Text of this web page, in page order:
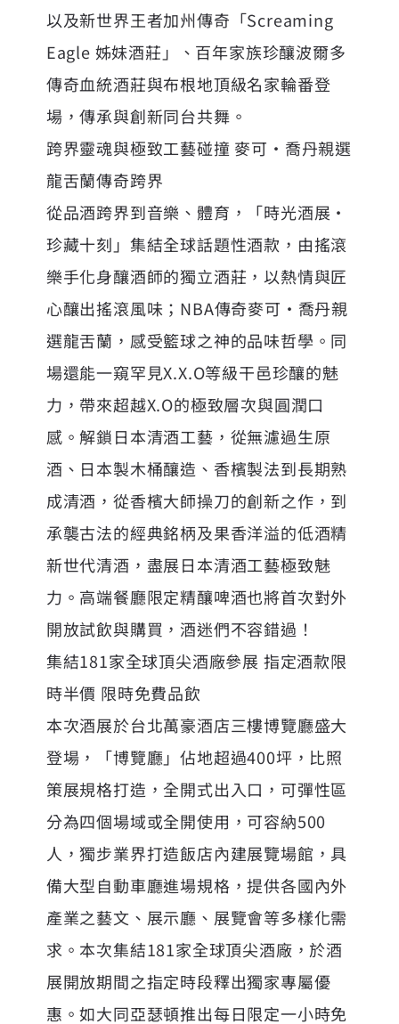
以及新世界王者加州傳奇「Screaming
Eagle 姊妹酒莊」、百年家族珍釀波爾多
傳奇血統酒莊與布根地頂級名家輪番登
場，傳承與創新同台共舞。
跨界靈魂與極致工藝碰撞 麥可·喬丹親選
龍舌蘭傳奇跨界
從品酒跨界到音樂、體育，「時光酒展‧
珍藏十刻」集結全球話題性酒款，由搖滾
樂手化身釀酒師的獨立酒莊，以熱情與匠
心釀出搖滾風味；NBA傳奇麥可·喬丹親
選龍舌蘭，感受籃球之神的品味哲學。同
場還能一窺罕見X.X.O等級干邑珍釀的魅
力，帶來超越X.O的極致層次與圓潤口
感。解鎖日本清酒工藝，從無濾過生原
酒、日本製木桶釀造、香檳製法到長期熟
成清酒，從香檳大師操刀的創新之作，到
承襲古法的經典銘柄及果香洋溢的低酒精
新世代清酒，盡展日本清酒工藝極致魅
力。高端餐廳限定精釀啤酒也將首次對外
開放試飲與購買，酒迷們不容錯過！
集結181家全球頂尖酒廠參展 指定酒款限
時半價 限時免費品飲
本次酒展於台北萬豪酒店三樓博覽廳盛大
登場，「博覽廳」佔地超過400坪，比照
策展規格打造，全開式出入口，可彈性區
分為四個場域或全開使用，可容納500
人，獨步業界打造飯店內建展覽場館，具
備大型自動車廳進場規格，提供各國內外
產業之藝文、展示廳、展覽會等多樣化需
求。本次集結181家全球頂尖酒廠，於酒
展開放期間之指定時段釋出獨家專屬優
惠。如大同亞瑟頓推出每日限定一小時免